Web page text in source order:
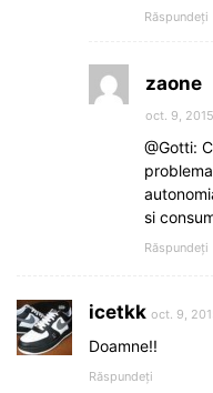
Răspundeți
zaone
oct. 9,
@Gotti:
si
Răspundeți
icetkk oct. 9,
Doamne!!
Răspundeți